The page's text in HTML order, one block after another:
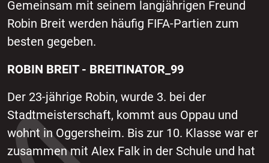
Gemeinsam mit seinem langjährigen Freund
Robin Breit werden häufig FIFA-Partien zum
besten gegeben.
ROBIN BREIT - BREITINATOR_99
Der 23-jährige Robin, wurde 3. bei der
Stadtmeisterschaft, kommt aus Oppau und
wohnt in Oggersheim. Bis zur 10. Klasse war er
zusammen mit Alex Falk in der Schule und hat